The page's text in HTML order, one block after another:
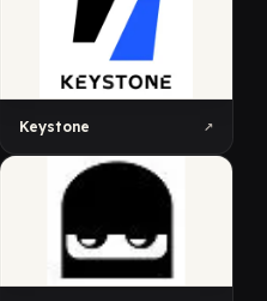
Keystone ↗